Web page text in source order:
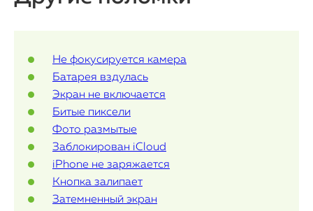
Не фокусируется камера
Батарея вздулась
Экран не включается
Битые пиксели
Фото размытые
Заблокирован iCloud
iPhone не заряжается
Кнопка залипает
Затемненный экран